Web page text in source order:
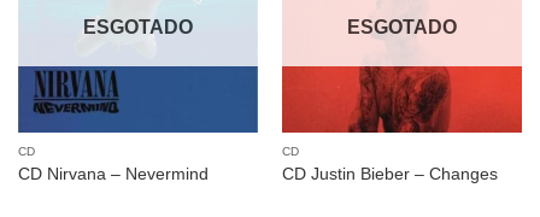
ESGOTADO
CD
CD Nirvana – Nevermind
ESGOTADO
CD
CD Justin Bieber – Changes